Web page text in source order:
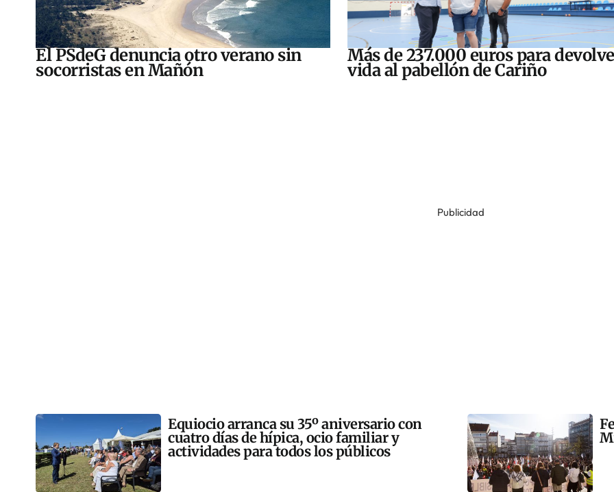
El PSdeG denuncia otro verano sin
socorristas en Mañón
Más de 237.000 euros para
vida al pabellón de Cariño
Publicidad
Equiocio arranca su 35º aniversario con
cuatro días de hípica, ocio familiar y
actividades para todos los públicos